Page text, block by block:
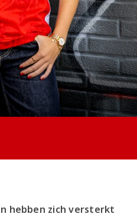
hebben zich versterkt